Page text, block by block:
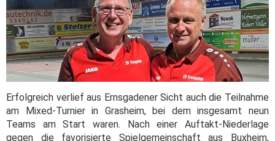
Erfolgreich verlief aus Ernsgadener Sicht auch die Teilnahme
am Mixed-Turnier in Grasheim, bei dem insgesamt neun
Teams am Start waren. Nach einer Auftakt-Niederlage
gegen die favorisierte Spielgemeinschaft aus Buxheim,